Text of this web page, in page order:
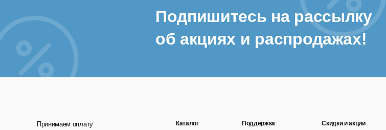
Подпишитесь на рассылку
об акциях и распродажах!
Принимаем оплату
Каталог Поддержка Скидки и акции